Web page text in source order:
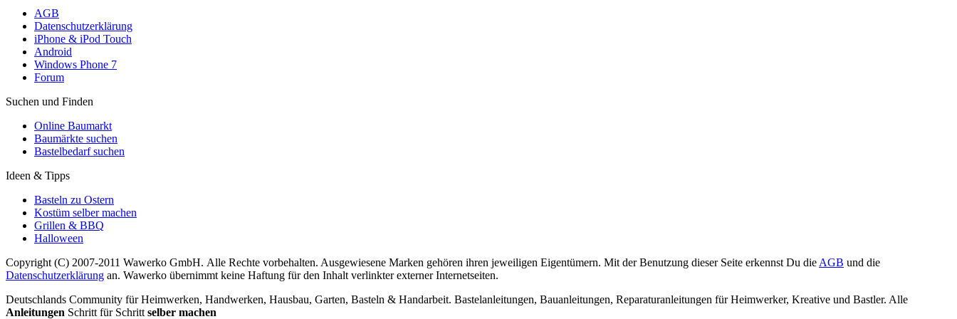
AGB
Datenschutzerklärung
iPhone & iPod Touch
Android
Windows Phone 7
Forum
Suchen und Finden
Online Baumarkt
Baumärkte suchen
Bastelbedarf suchen
Ideen & Tipps
Basteln zu Ostern
Kostüm selber machen
Grillen & BBQ
Halloween
Copyright (C) 2007-2011 Wawerko GmbH. Alle Rechte vorbehalten. Ausgewiesene Marken gehören ihren jeweiligen Eigentümern. Mit der Benutzung dieser Seite erkennst Du die AGB und die
Datenschutzerklärung an. Wawerko übernimmt keine Haftung für den Inhalt verlinkter externer Internetseiten.
Deutschlands Community für Heimwerken, Handwerken, Hausbau, Garten, Basteln & Handarbeit. Bastelanleitungen, Bauanleitungen, Reparaturanleitungen für Heimwerker, Kreative und Bastler. Alle
Anleitungen Schritt für Schritt selber machen